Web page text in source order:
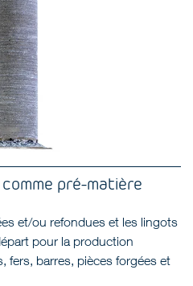
pré-matière
et/ou refondues et les lingots
pour la production
fers, barres, pièces forgées et